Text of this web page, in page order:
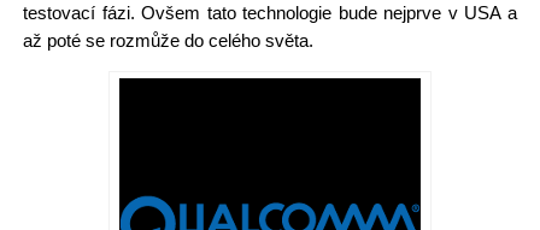
testovací fázi. Ovšem tato technologie bude nejprve v USA a
až poté se rozmůže do celého světa.